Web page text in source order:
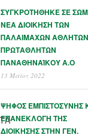
ΣΥΓΚΡΟΤΗΘΗΚΕ ΣΕ
ΝΕΑ ΔΙΟΙΚΗΣΗ ΤΩΝ
ΠΑΛΑΙΜΑΧΩΝ
ΠΡΩΤΑΘΛΗΤΩΝ
ΠΑΝΑΘΗΝΑΊΚΟΥ Α.Ο
13 Μάϊος 2022
ΨΗΦΟΣ ΕΜΠΙΣΤΟΣΥΝΗΣ
ΕΠΑΝΕΚΛΟΓΗ ΤΗΣ
ΔΙΟΙΚΗΣΗΣ ΣΤΗΝ ΓΕΝ.